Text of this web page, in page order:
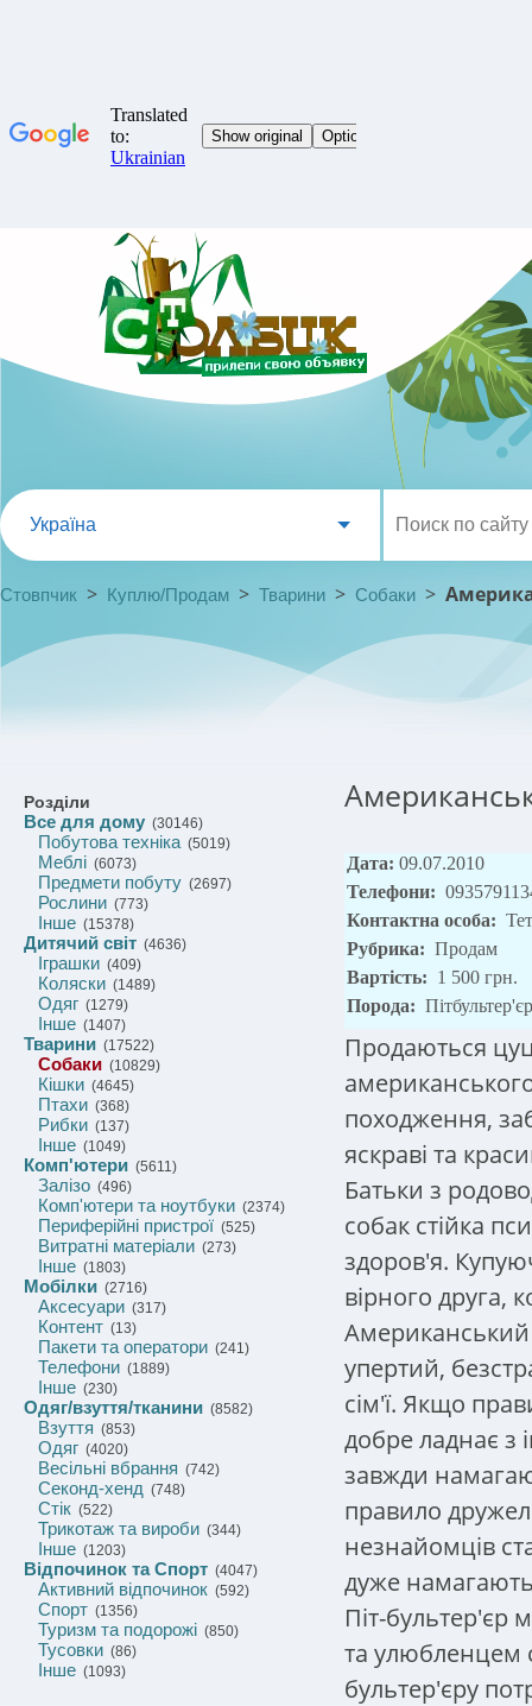
Україна
Стовпчик > Куплю/Продам > Тварини > Собаки >
Розділи
Все для дому (30146)
Побутова техніка(5019)
Меблі (6073)
Предмети побуту (2697)
Рослини (773)
Інше (15378)
Дитячий світ (4636)
Іграшки (409)
Коляски (1489)
Одяг (1279)
Інше (1407)
Тварини (17522)
Собаки (10829)
Кішки (4645)
Птахи (368)
Рибки (137)
Інше (1049)
Комп'ютери (5611)
Залізо (496)
Комп'ютери та ноутбуки (2374)
Периферійні пристрої (525)
Витратні матеріали (273)
Інше (1803)
Мобілки (2716)
Аксесуари (317)
Контент (13)
Пакети та оператори (241)
Телефони (1889)
Інше (230)
Одяг/взуття/тканини (8582)
Взуття (853)
Одяг (4020)
Весільні вбрання (742)
Секонд-хенд (748)
Стік (522)
Трикотаж та вироби (344)
Інше (1203)
Відпочинок та Спорт (4047)
Активний відпочинок (592)
Спорт (1356)
Туризм та подорожі (850)
Тусовки (86)
Інше (1093)
Дата: 09.07.2010
Телефони:
Контактна особа:
Рубрика: Продам
Вартість: 1 500 грн.
Порода: Пітбультер'єр
Продаються
походження,
яскраві та
Батьки з
собак стійка
здоров'я.
вірного друга,
Американський
упертий,
сім'ї. Якщо
добре ладнає з
завжди
правило
незнайомців
дуже
Піт-
та улюбленцем
бультер'єру